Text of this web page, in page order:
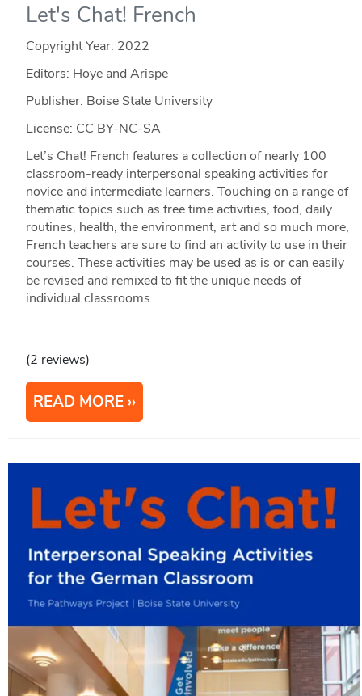
Let's Chat! French
Copyright Year: 2022
Editors: Hoye and Arispe
Publisher: Boise State University
License: CC BY-NC-SA
Let’s Chat! French features a collection of nearly 100
classroom-ready interpersonal speaking activities for
novice and intermediate learners. Touching on a range of
thematic topics such as free time activities, food, daily
routines, health, the environment, art and so much more,
French teachers are sure to find an activity to use in their
courses. These activities may be used as is or can easily
be revised and remixed to fit the unique needs of
individual classrooms.
(2 reviews)
READ MORE